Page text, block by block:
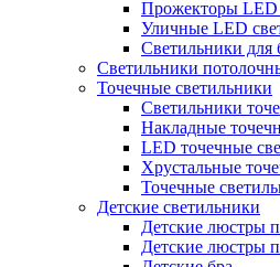
Прожекторы LED
Уличные LED
Светильники для
Светильники
Точечные светильники
Светильники
Накладные
LED точечные
Хрустальные
Точечные
Детские светильники
Детские люстры
Детские люстры